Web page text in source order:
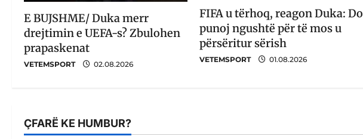
E BUJSHME/ Duka merr
drejtimin e UEFA-s? Zbulohen
prapaskenat
VETEMSPORT 02.08.2026
FIFA u tërhoq, reagon Duka: Do
punoj ngushtë për të mos u
përsëritur sërish
VETEMSPORT 01.08.2026
ÇFARË KE HUMBUR?